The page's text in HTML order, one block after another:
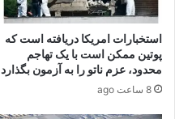
استخبارات امریکا دریافته است که
پوتین ممکن است با یک تهاجم
محدود، عزم ناتو را به آزمون بگذارد
8 ساعت ago